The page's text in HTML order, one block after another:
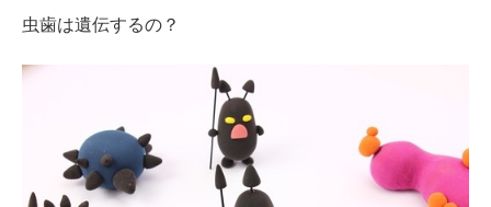
虫歯は遺伝するの？